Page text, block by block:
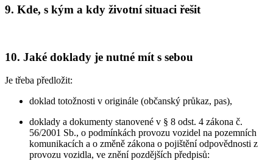
9. Kde, s kým a kdy životní situaci řešit
10. Jaké doklady je nutné mít s sebou
Je třeba předložit:
doklad totožnosti v originále (občanský průkaz, pas),
doklady a dokumenty stanovené v § 8 odst. 4 zákona č.
56/2001 Sb., o podmínkách provozu vozidel na pozemních
komunikacích a o změně zákona o pojištění odpovědnosti z
provozu vozidla, ve znění pozdějších předpisů: